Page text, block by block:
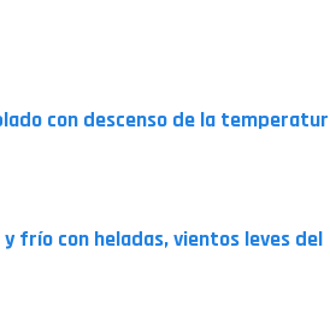
con descenso de la
frío con heladas, vientos leves del